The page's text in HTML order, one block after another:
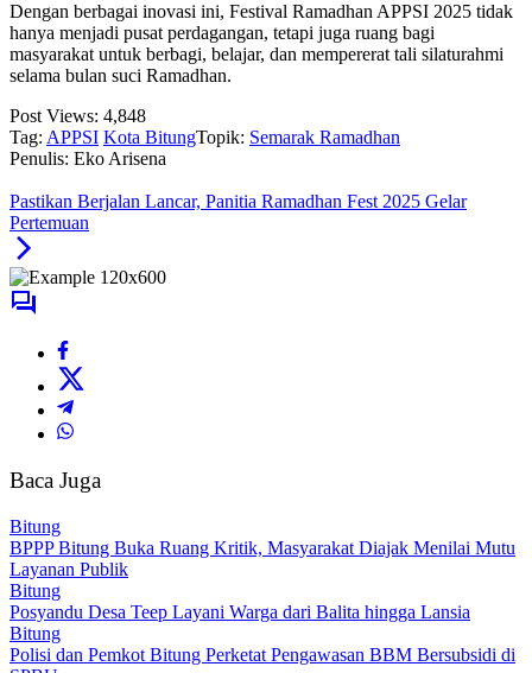
Dengan berbagai inovasi ini, Festival Ramadhan APPSI 2025 tidak
hanya menjadi pusat perdagangan, tetapi juga ruang bagi
masyarakat untuk berbagi, belajar, dan mempererat tali silaturahmi
selama bulan suci Ramadhan.
Post Views: 4,848
Tag: APPSI Kota BitungTopik: Semarak Ramadhan
Penulis: Eko Arisena
Pastikan Berjalan Lancar, Panitia Ramadhan Fest 2025 Gelar
Pertemuan
Baca Juga
Bitung
BPPP Bitung Buka Ruang Kritik, Masyarakat Diajak Menilai Mutu
Layanan Publik
Bitung
Posyandu Desa Teep Layani Warga dari Balita hingga Lansia
Bitung
Polisi dan Pemkot Bitung Perketat Pengawasan BBM Bersubsidi di